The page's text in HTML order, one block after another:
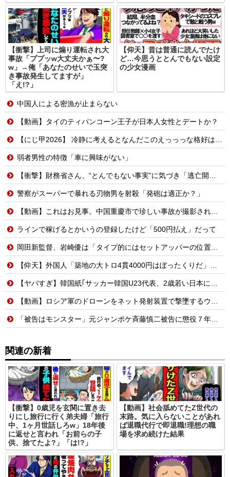
【衝撃】上司に煽り運転され大
事故「ププッw大丈夫かぁ〜?
w」→俺「あなたのせいで玉突
き事故発生してますが」
「え!?」
【仰天】昔は普通に読んでたけ
ど…今思うととんでもない設定
の少女漫画
中国人による密漁が止まらない
【動画】タイのティパンコーン王子が日本人女性とデートか？
【にじ甲2026】 冷静に考えるとなんだこのえっっっな格好は…？
弱者男性の特徴「車に興味がない」
【衝撃】財務省さん、“とんでもない事実”に気づき「逃亡開始wwwww」
警察がスーパーで暴れる刃物男を射殺「発砲は適正か？」
【動画】これはお見事。中国重慶市で珍しい事故が撮影される。
ラインで稼げるとかいうの登録したけど「500円払え」だって
岡田新監督、岩崎優は「タイプ的にはセットアッパーの位置が一番合うてる」←おーん
【仰天】外国人「築地の大トロ4貫4000円はぼったくりだ」→日本人の反応が真っ二つに
【ヤバすぎ】韓国紙｢サッカー韓国U23代表、2歳若い日本に負けると歴史的屈辱｣
【動画】ロシア軍のドローンをネット発射装置で撃墜するウクライナ。
「被告はモンスター」元ジャンポケ斉藤慎二被告に懲役７年求刑でほぼ実刑確実？弁護側の主張が無理筋なワケ
関連の新着
【衝撃】0歳児を玄関に置き去
りにし旅行に行く弟夫婦「旅行
中、1ヶ月世話しろw」18年後
に返せと言われ「お前らの子
供、捨てたよ?」「は!?」
【動画】社会舐めてたZ世代の
末路。気に入らないことがあれ
ば退職代行で即退職!理想の職
場を求め続けた結果